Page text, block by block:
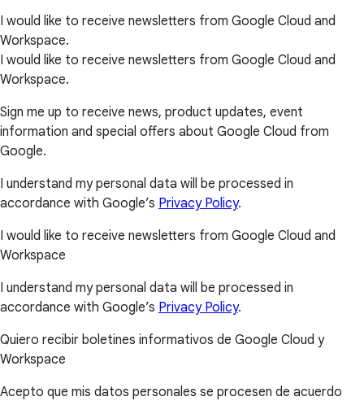
I would like to receive newsletters from Google Cloud and
Workspace.
I would like to receive newsletters from Google Cloud and
Workspace.
Sign me up to receive news, product updates, event
information and special offers about Google Cloud from
Google.
I understand my personal data will be processed in
accordance with Google’s Privacy Policy.
I would like to receive newsletters from Google Cloud and
Workspace
I understand my personal data will be processed in
accordance with Google’s Privacy Policy.
Quiero recibir boletines informativos de Google Cloud y
Workspace
Acepto que mis datos personales se procesen de acuerdo